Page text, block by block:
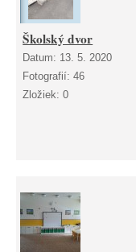
Školský dvor
Datum: 13. 5. 2020
Fotografií:46
Zložiek:0